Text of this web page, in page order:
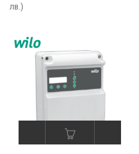
лв.)